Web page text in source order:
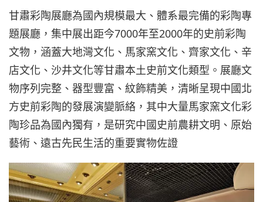
甘肅彩陶展廳為國內規模最大、體系最完備的彩陶專
題展廳，集中展出距今7000年至2000年的史前彩陶
文物，涵蓋大地灣文化、馬家窯文化、齊家文化、辛
店文化、沙井文化等甘肅本土史前文化類型。展廳文
物序列完整、器型豐富、紋飾精美，清晰呈現中國北
方史前彩陶的發展演變脈絡，其中大量馬家窯文化彩
陶珍品為國內獨有，是研究中國史前農耕文明、原始
藝術、遠古先民生活的重要實物佐證